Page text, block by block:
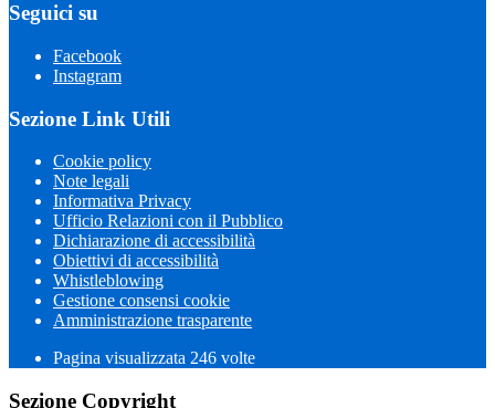
Seguici su
Facebook
Instagram
Sezione Link Utili
Cookie policy
Note legali
Informativa Privacy
Ufficio Relazioni con il Pubblico
Dichiarazione di accessibilità
Obiettivi di accessibilità
Whistleblowing
Gestione consensi cookie
Amministrazione trasparente
Pagina visualizzata 246 volte
Sezione Copyright